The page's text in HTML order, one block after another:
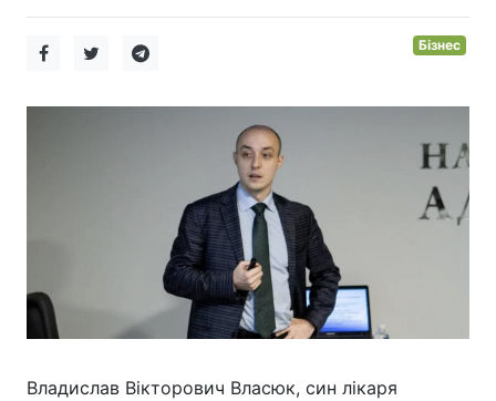
Бізнес
Владислав Вікторович Власюк, син лікаря